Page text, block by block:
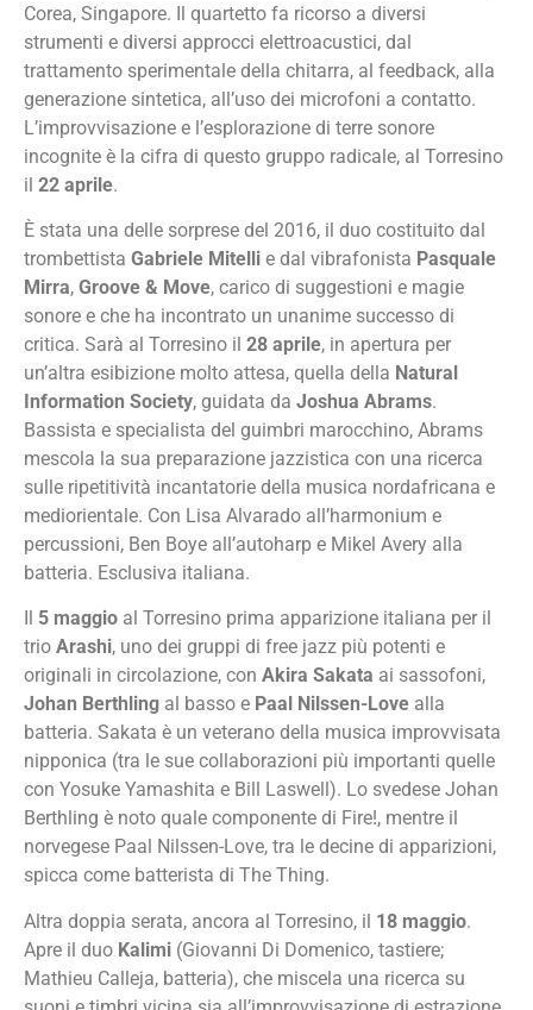
Corea, Singapore. Il quartetto fa ricorso a diversi
strumenti e diversi approcci elettroacustici, dal
trattamento sperimentale della chitarra, al feedback, alla
generazione sintetica, all’uso dei microfoni a contatto.
L’improvvisazione e l’esplorazione di terre sonore
incognite è la cifra di questo gruppo radicale, al Torresino
il 22 aprile.
È stata una delle sorprese del 2016, il duo costituito dal
trombettista Gabriele Mitelli e dal vibrafonista Pasquale
Mirra, Groove & Move, carico di suggestioni e magie
sonore e che ha incontrato un unanime successo di
critica. Sarà al Torresino il 28 aprile, in apertura per
un’altra esibizione molto attesa, quella della Natural
Information Society, guidata da Joshua Abrams.
Bassista e specialista del guimbri marocchino, Abrams
mescola la sua preparazione jazzistica con una ricerca
sulle ripetitività incantatorie della musica nordafricana e
mediorientale. Con Lisa Alvarado all’harmonium e
percussioni, Ben Boye all’autoharp e Mikel Avery alla
batteria. Esclusiva italiana.
5 maggio al Torresino prima apparizione italiana per il
trio Arashi, uno dei gruppi di free jazz più potenti e
originali in circolazione, con Akira Sakata ai sassofoni,
Johan Berthling al basso e Paal Nilssen-Love alla
batteria. Sakata è un veterano della musica improvvisata
nipponica (tra le sue collaborazioni più importanti quelle
con Yosuke Yamashita e Bill Laswell). Lo svedese Johan
Berthling è noto quale componente di Fire!, mentre il
norvegese Paal Nilssen-Love, tra le decine di apparizioni,
spicca come batterista di The Thing.
Altra doppia serata, ancora al Torresino, il 18 maggio.
Apre il duo Kalimi (Giovanni Di Domenico, tastiere;
Mathieu Calleja, batteria), che miscela una ricerca su